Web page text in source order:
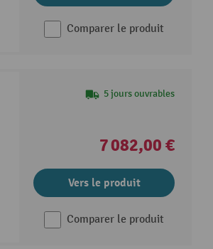
Comparer le produit
5 jours ouvrables
7 082,00 €
Vers le produit
Comparer le produit